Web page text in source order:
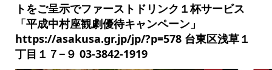
トをご呈示でファーストドリンク１杯サービス
「平成中村座観劇優待キャンペーン」
https://asakusa.gr.jp/jp/?p=578 台東区浅草１
丁目１７−９ 03-3842-1919